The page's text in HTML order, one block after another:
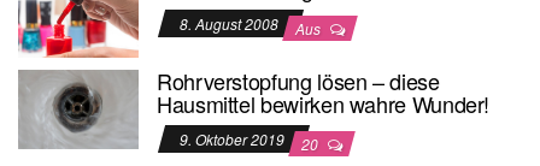
8. August 2008 Aus
Rohrverstopfung lösen – diese
Hausmittel bewirken wahre Wunder!
9. Oktober 2019 20